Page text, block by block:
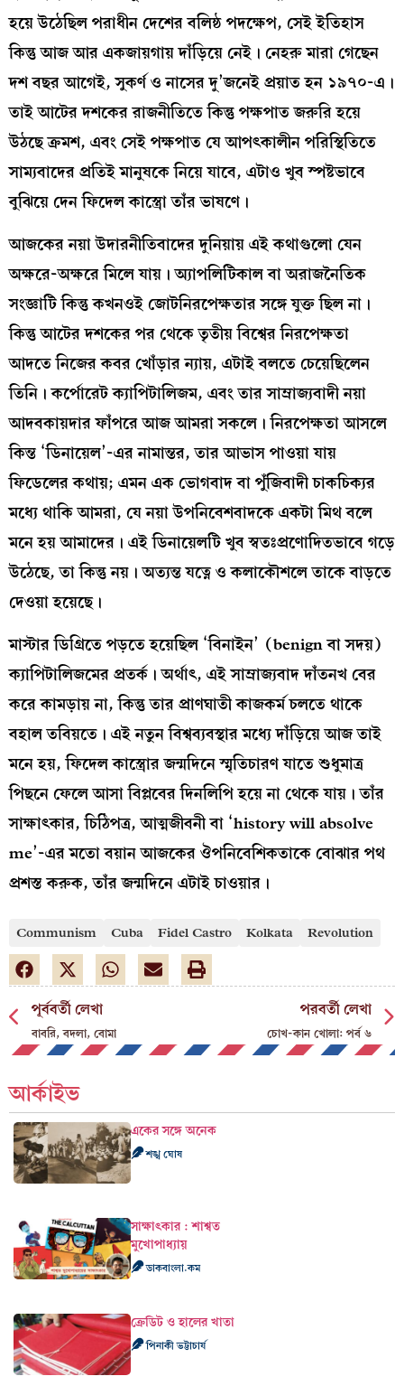
হয়ে উঠেছিল পরাধীন দেশের বলিষ্ঠ পদক্ষেপ, সেই ইতিহাস
কিন্তু আজ আর একজায়গায় দাঁড়িয়ে নেই। নেহরু মারা গেছেন
দশ বছর আগেই, সুকর্ণ ও নাসের দু’জনেই প্রয়াত হন ১৯৭০-এ।
তাই আটের দশকের রাজনীতিতে কিন্তু পক্ষপাত জরুরি হয়ে
উঠছে ক্রমশ, এবং সেই পক্ষপাত যে আপৎকালীন পরিস্থিতিতে
সাম্যবাদের প্রতিই মানুষকে নিয়ে যাবে, এটাও খুব স্পষ্টভাবে
বুঝিয়ে দেন ফিদেল কাস্ত্রো তাঁর ভাষণে।
আজকের নয়া উদারনীতিবাদের দুনিয়ায় এই কথাগুলো যেন
অক্ষরে-অক্ষরে মিলে যায়। অ্যাপলিটিকাল বা অরাজনৈতিক
সংজ্ঞাটি কিন্তু কখনওই জোটনিরপেক্ষতার সঙ্গে যুক্ত ছিল না।
কিন্তু আটের দশকের পর থেকে তৃতীয় বিশ্বের নিরপেক্ষতা
আদতে নিজের কবর খোঁড়ার ন্যায়, এটাই বলতে চেয়েছিলেন
তিনি। কর্পোরেট ক্যাপিটালিজম, এবং তার সাম্রাজ্যবাদী নয়া
আদবকায়দার ফাঁপরে আজ আমরা সকলে। নিরপেক্ষতা আসলে
কিন্ত ‘ডিনায়েল’-এর নামান্তর, তার আভাস পাওয়া যায়
ফিডেলের কথায়; এমন এক ভোগবাদ বা পুঁজিবাদী চাকচিক্যর
মধ্যে থাকি আমরা, যে নয়া উপনিবেশবাদকে একটা মিথ বলে
মনে হয় আমাদের। এই ডিনায়েলটি খুব স্বতঃপ্রণোদিতভাবে গড়ে
উঠেছে, তা কিন্তু নয়। অত্যন্ত যত্নে ও কলাকৌশলে তাকে বাড়তে
দেওয়া হয়েছে।
মাস্টার ডিগ্রিতে পড়তে হয়েছিল ‘বিনাইন’ (benign বা সদয়)
ক্যাপিটালিজমের প্রতর্ক। অর্থাৎ, এই সাম্রাজ্যবাদ দাঁতনখ বের
করে কামড়ায় না, কিন্তু তার প্রাণঘাতী কাজকর্ম চলতে থাকে
বহাল তবিয়তে। এই নতুন বিশ্বব্যবস্থার মধ্যে দাঁড়িয়ে আজ তাই
মনে হয়, ফিদেল কাস্ত্রোর জন্মদিনে স্মৃতিচারণ যাতে শুধুমাত্র
পিছনে ফেলে আসা বিপ্লবের দিনলিপি হয়ে না থেকে যায়। তাঁর
সাক্ষাৎকার, চিঠিপত্র, আত্মজীবনী বা ‘history will absolve
me’-এর মতো বয়ান আজকের ঔপনিবেশিকতাকে বোঝার পথ
প্রশস্ত করুক, তাঁর জন্মদিনে এটাই চাওয়ার।
Communism Cuba Fidel Castro Kolkata Revolution
পূর্ববর্তী লেখা
বাবরি, বদলা, বোমা
পরবর্তী লেখা
চোখ-কান খোলা: পর্ব ৬
আর্কাইভ
একের সঙ্গে অনেক
শঙ্খ ঘোষ
সাক্ষাৎকার : শাশ্বত
মুখোপাধ্যায়
ডাকবাংলা.কম
ক্রেডিট ও হালের খাতা
পিনাকী ভট্টাচার্য